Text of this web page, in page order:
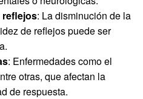
reflejos: La disminución de la
de reflejos puede ser
: Enfermedades como el
otras, que afectan la
de respuesta.